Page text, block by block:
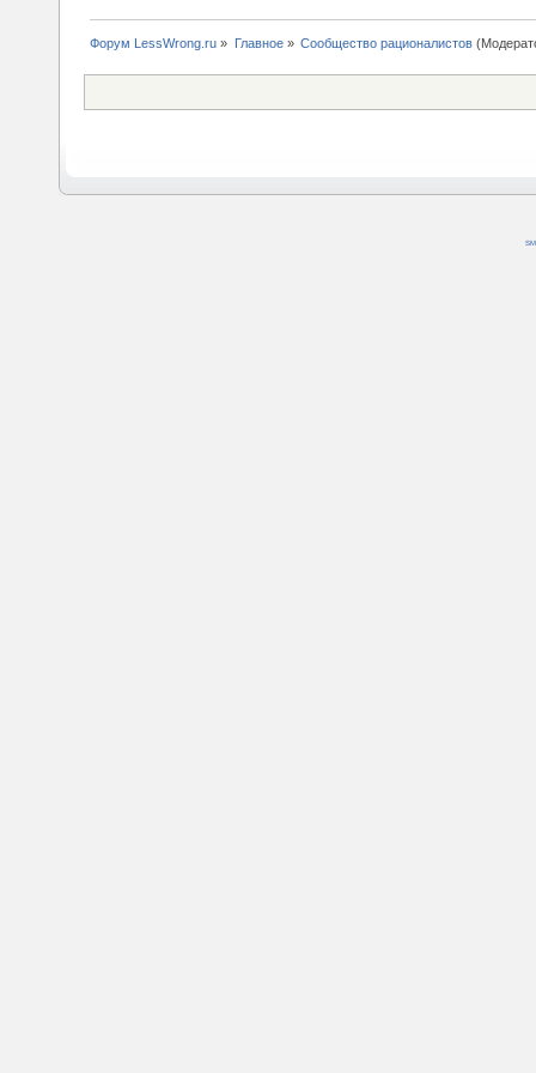
Форум LessWrong.ru » Главное» Сообщество рационалистов